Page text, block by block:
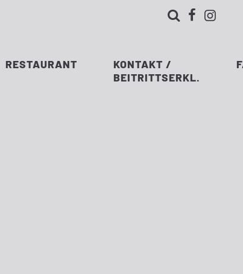
  
RESTAURANT
KONTAKT /
BEITRITTSERKL.